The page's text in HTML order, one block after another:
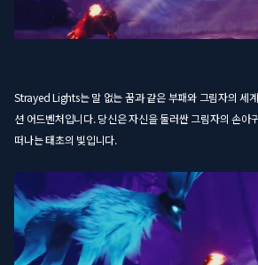
Strayed Lights는 말 없는 꿈과 같은 부패와 그림자의 세
션 어드벤처입니다. 당신은 자신을 둘러싼 그림자의 손아
떠나는 태초의 빛입니다.